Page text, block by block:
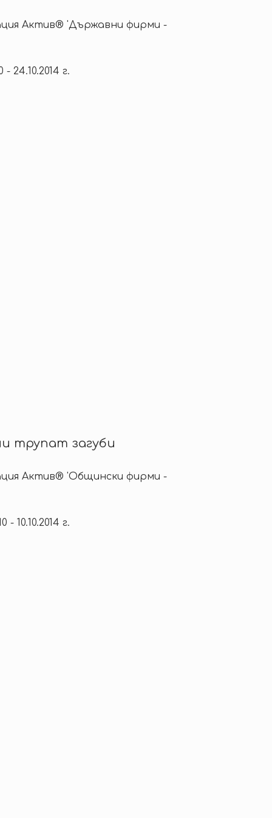
Актив® 'Държавни фирми -
- 24.10.2014 г.
трупат загуби
Актив® 'Общински фирми -
- 10.10.2014 г.